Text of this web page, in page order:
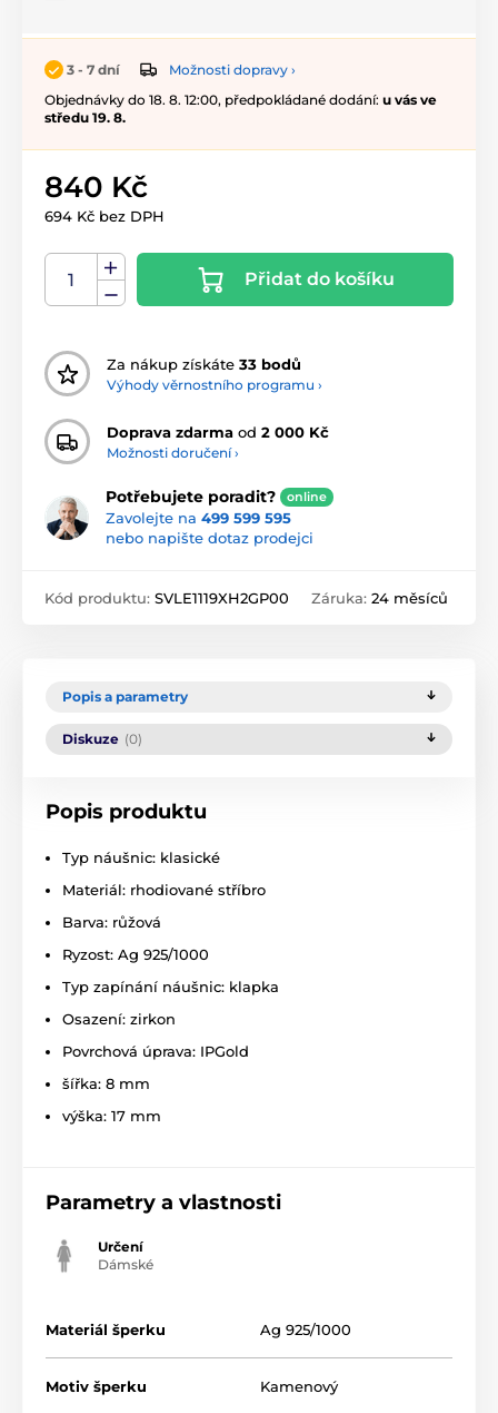
3 - 7 dní
Možnosti dopravy ›
Objednávky do 18. 8. 12:00, předpokládané dodání: u vás ve
středu 19. 8.
840 Kč
694 Kč bez DPH
Přidat do košíku
Za nákup získáte 33 bodů
Výhody věrnostního programu ›
Doprava zdarma od 2 000 Kč
Možnosti doručení ›
Potřebujete poradit? online
Zavolejte na 499 599 595
nebo napište dotaz prodejci
Kód produktu: SVLE1119XH2GP00 Záruka: 24 měsíců
Popis a parametry
Diskuze (0)
Popis produktu
Typ náušnic: klasické
Materiál: rhodiované stříbro
Barva: růžová
Ryzost: Ag 925/1000
Typ zapínání náušnic: klapka
Osazení: zirkon
Povrchová úprava: IPGold
šířka: 8 mm
výška: 17 mm
Parametry a vlastnosti
Určení
Dámské
Materiál šperku Ag 925/1000
Motiv šperku Kamenový